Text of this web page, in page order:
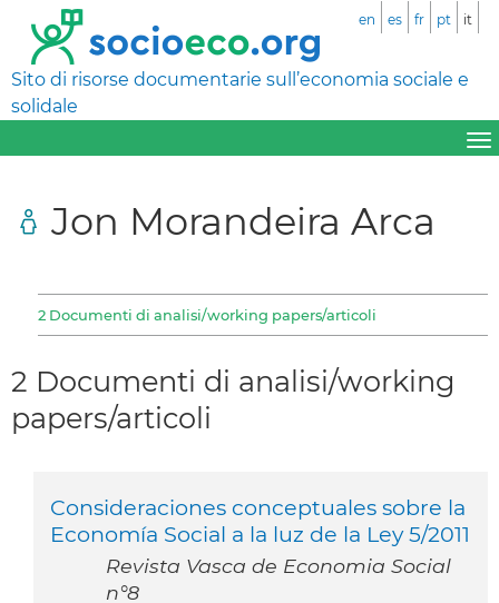
Sito di risorse documentarie sull’economia sociale e
solidale
en es fr pt it
Jon Morandeira Arca
2 Documenti di analisi/working papers/articoli
2 Documenti di analisi/working
papers/articoli
Consideraciones conceptuales sobre la
Economía Social a la luz de la Ley 5/2011
Revista Vasca de Economia Social
n°8